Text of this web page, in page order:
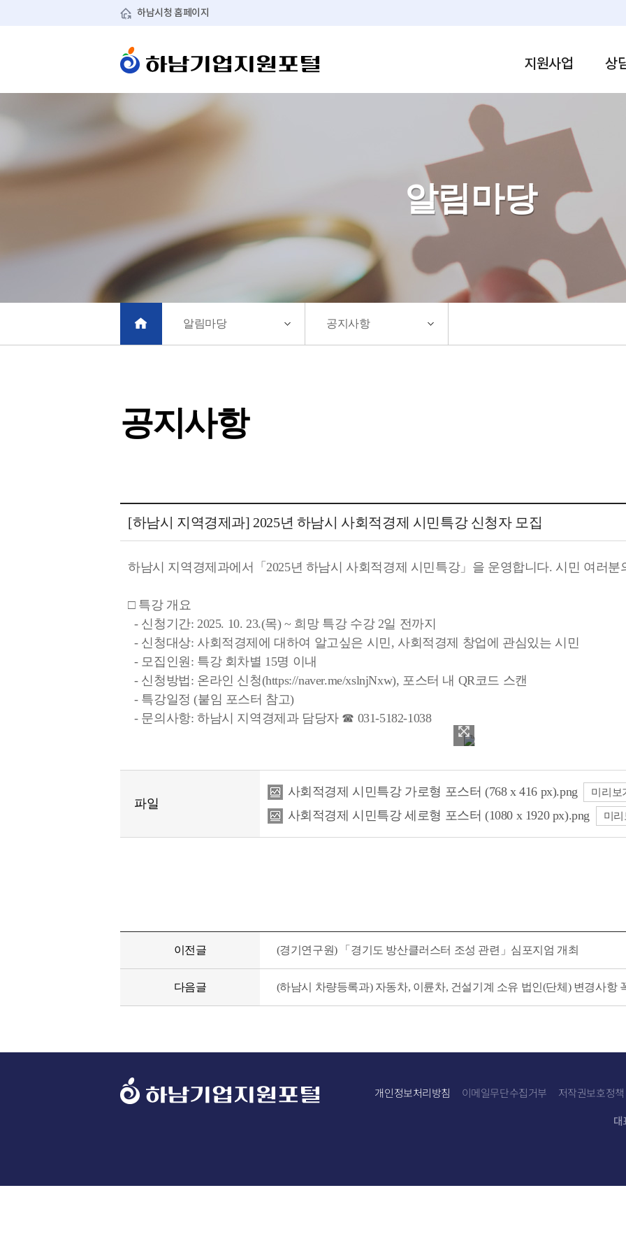
하남시청 홈페이지
지원사업
기업지원 유관기관 안내
상
기업애로상담 신청(경기도 기업SO
알림마당
메뉴 경로
알림마당 공지사항
공지사항
공지사항 상세보기 - 제목, 내용, 파일 정보 제공
[하남시 지역경제과] 2025년 하남시 사회적경제 시민특강 신청자 모집
하남시 지역경제과에서「2025년 하남시 사회적경제 시민특강」을 운영합니다. 시민 여러
□ 특강 개요
- 신청기간: 2025. 10. 23.(목) ~ 희망 특강 수강 2일 전까지
- 신청대상: 사회적경제에 대하여 알고싶은 시민, 사회적경제 창업에 관심있는 시민
- 모집인원: 특강 회차별 15명 이내
- 신청방법: 온라인 신청(https://naver.me/xslnjNxw), 포스터 내 QR코드 스캔
- 특강일정 (붙임 포스터 참고)
- 문의사항: 하남시 지역경제과 담당자 ☎ 031-5182-1038
사진 확대보기
파일
사회적경제 시민특강 가로형 포스터 (768 x 416 px).png 미리보
사회적경제 시민특강 세로형 포스터 (1080 x 1920 px).png 미리
이전글 (경기연구원) 「경기도 방산클러스터 조성 관련」심포지엄 개최
다음글 (하남시 차량등록과) 자동차, 이륜차, 건설기계 소유 법인(단체) 변경사항
개인정보처리방침 이메일무단수집거부 저작권보호정책
대